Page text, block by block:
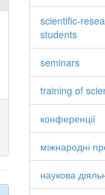
scientific-
students
seminars
training of
конференції
міжнародні
наукова